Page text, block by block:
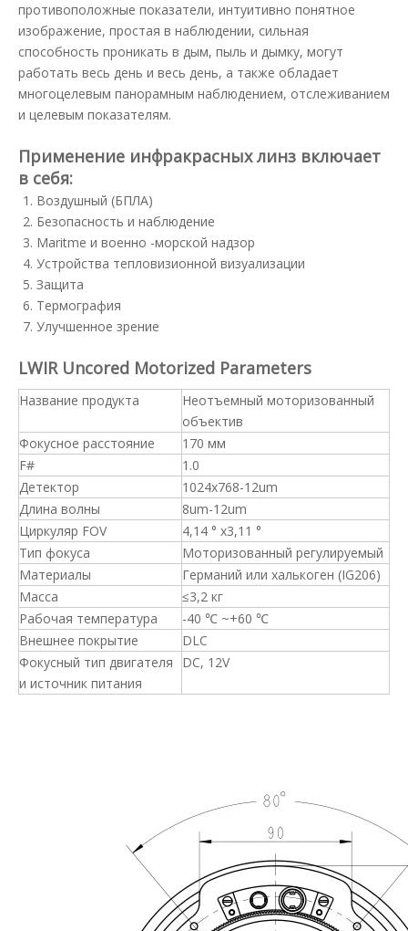
противоположные показатели, интуитивно понятное
изображение, простая в наблюдении, сильная
способность проникать в дым, пыль и дымку, могут
работать весь день и весь день, а также обладает
многоцелевым панорамным наблюдением, отслеживанием
и целевым показателям.
Применение инфракрасных линз включает
в себя:
Воздушный (БПЛА)
Безопасность и наблюдение
Maritme и военно -морской надзор
Устройства тепловизионной визуализации
Защита
Термография
Улучшенное зрение
LWIR Uncored Motorized Parameters
Название продукта
Неотъемный моторизованный
объектив
Фокусное расстояние
170 мм
F#
1.0
Детектор
1024x768-12um
Длина волны
8um-12um
Циркуляр FOV
4,14 ° x3,11 °
Тип фокуса
Моторизованный регулируемый
Материалы
Германий или халькоген (IG206)
Масса
≤3,2 кг
Рабочая температура
-40 ℃ ~+60 ℃
Внешнее покрытие
DLC
Фокусный тип двигателя
и источник питания
DC, 12V